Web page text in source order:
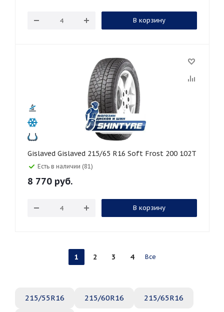
В корзину
Gislaved Gislaved 215/65 R16 Soft Frost 200 102T
Есть в наличии (81)
8 770 руб.
В корзину
1 2 3 4 Все
215/55R16 215/60R16 215/65R16